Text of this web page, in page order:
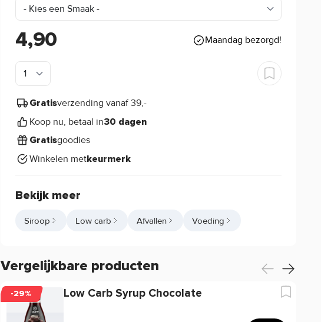
4,90 Maandag bezorgd!
Gratisverzending vanaf 39,-
Koop nu, betaal in30 dagen
Gratisgoodies
Winkelen metkeurmerk
Bekijk meer
Siroop Low carb Afvallen Voeding
Vergelijkbare producten
-29% Low Carb Syrup Chocolate